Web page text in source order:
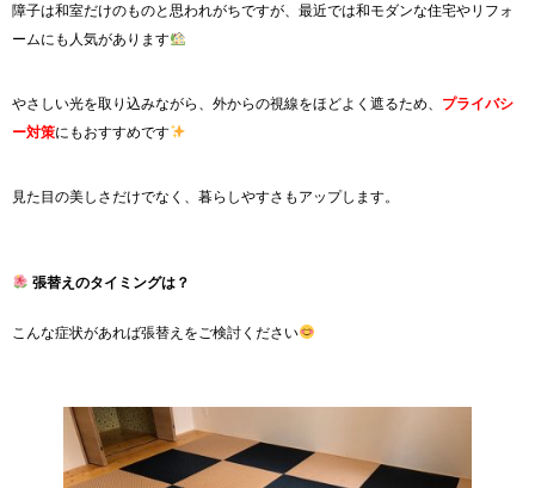
障子は和室だけのものと思われがちですが、最近では和モダンな住宅やリフォ
ームにも人気があります
やさしい光を取り込みながら、外からの視線をほどよく遮るため、 プライバシ
ー対策にもおすすめです
見た目の美しさだけでなく、暮らしやすさもアップします。
張替えのタイミングは？
こんな症状があれば張替えをご検討ください